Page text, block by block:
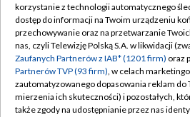
TVP
Abonament TVP
Emisja w TVP
Centrum informacji TVP
Naziemna Telewizja Cyfrowa
Regulamin
Polityka
Moje
Pomoc
korzystanie z technologii automatycznego
dostęp do informacji na Twoim urządzeniu
przechowywanie oraz na przetwarzanie
nas, czyli Telewizję Polską S.A. w likwidacji
Zaufanych Partnerów z IAB* (1201 firm) oraz
Partnerów TVP (93 firm), w celach
zautomatyzowanego dopasowania reklam do
mierzenia ich skuteczności) i pozostałych,
także zgody na udostępnianie przez nas